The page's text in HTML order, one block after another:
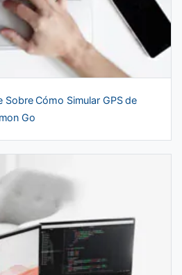
Cómo Simular GPS de
Go